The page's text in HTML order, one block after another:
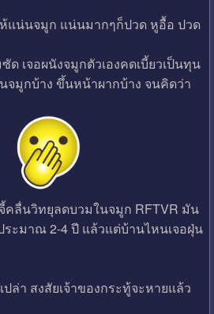
แน่นจมูก แน่นมากๆก็ปวด หูอื้อ ปวด
ด เจอผนังจมูกตัวเองคดเบี้ยวเป็นทุน
จมูกบ้าง ขึ้นหน้าผากบ้าง จนคิดว่า
คลื่นวิทยุลดบวมในจมูก RFTVR มัน
ะมาณ 2-4 ปี แล้วแต่บ้านไหนเจอฝุ่น
ล่า สงสัยเจ้าของกระทู้จะหายแล้ว